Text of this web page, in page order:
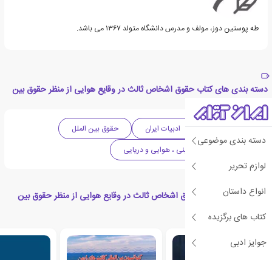
دسته بندی موضوعی
لوازم تحریر
انواع داستان
کتاب های برگزیده
جوایز ادبی
طه پوستین دوز، مولف و مدرس دانشگاه متولد ۱۳۶۷‏ می باشد.
دسته بندی های کتاب حقوق اشخاص ثالث در وقایع هوایی از منظر حقوق بین
الملل
ادبیات معاصر ادبیات ایران
حقوق بین الملل
حقوق حمل و نقل زمینی ، هوایی و دریایی
کتاب های مرتبط با حقوق اشخاص ثالث در وقایع هوایی از منظر حقوق بین